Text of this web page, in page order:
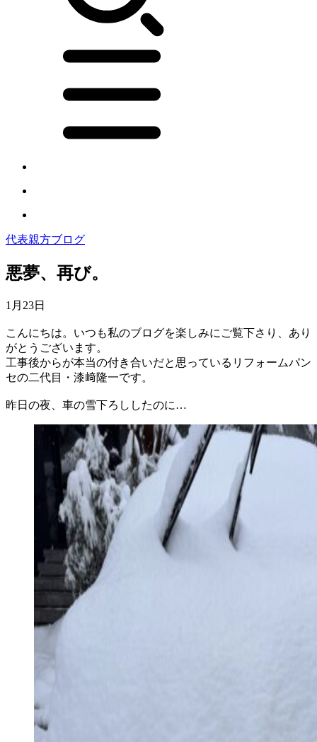
代表親方ブログ
悪夢、再び。
1月23日
こんにちは。いつも私のブログを楽しみにご覧下さり、あり
がとうございます。
工事後からが本当の付き合いだと思っているリフォームパン
セの二代目・漆﨑隆一です。
昨日の夜、車の雪下ろししたのに…